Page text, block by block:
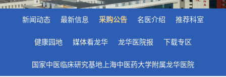
新闻动态 最新信息 采购公告 名医介绍 推荐科室
健康园地 媒体看龙华 龙华医院报 下载专区
国家中医临床研究基地上海中医药大学附属龙华医院